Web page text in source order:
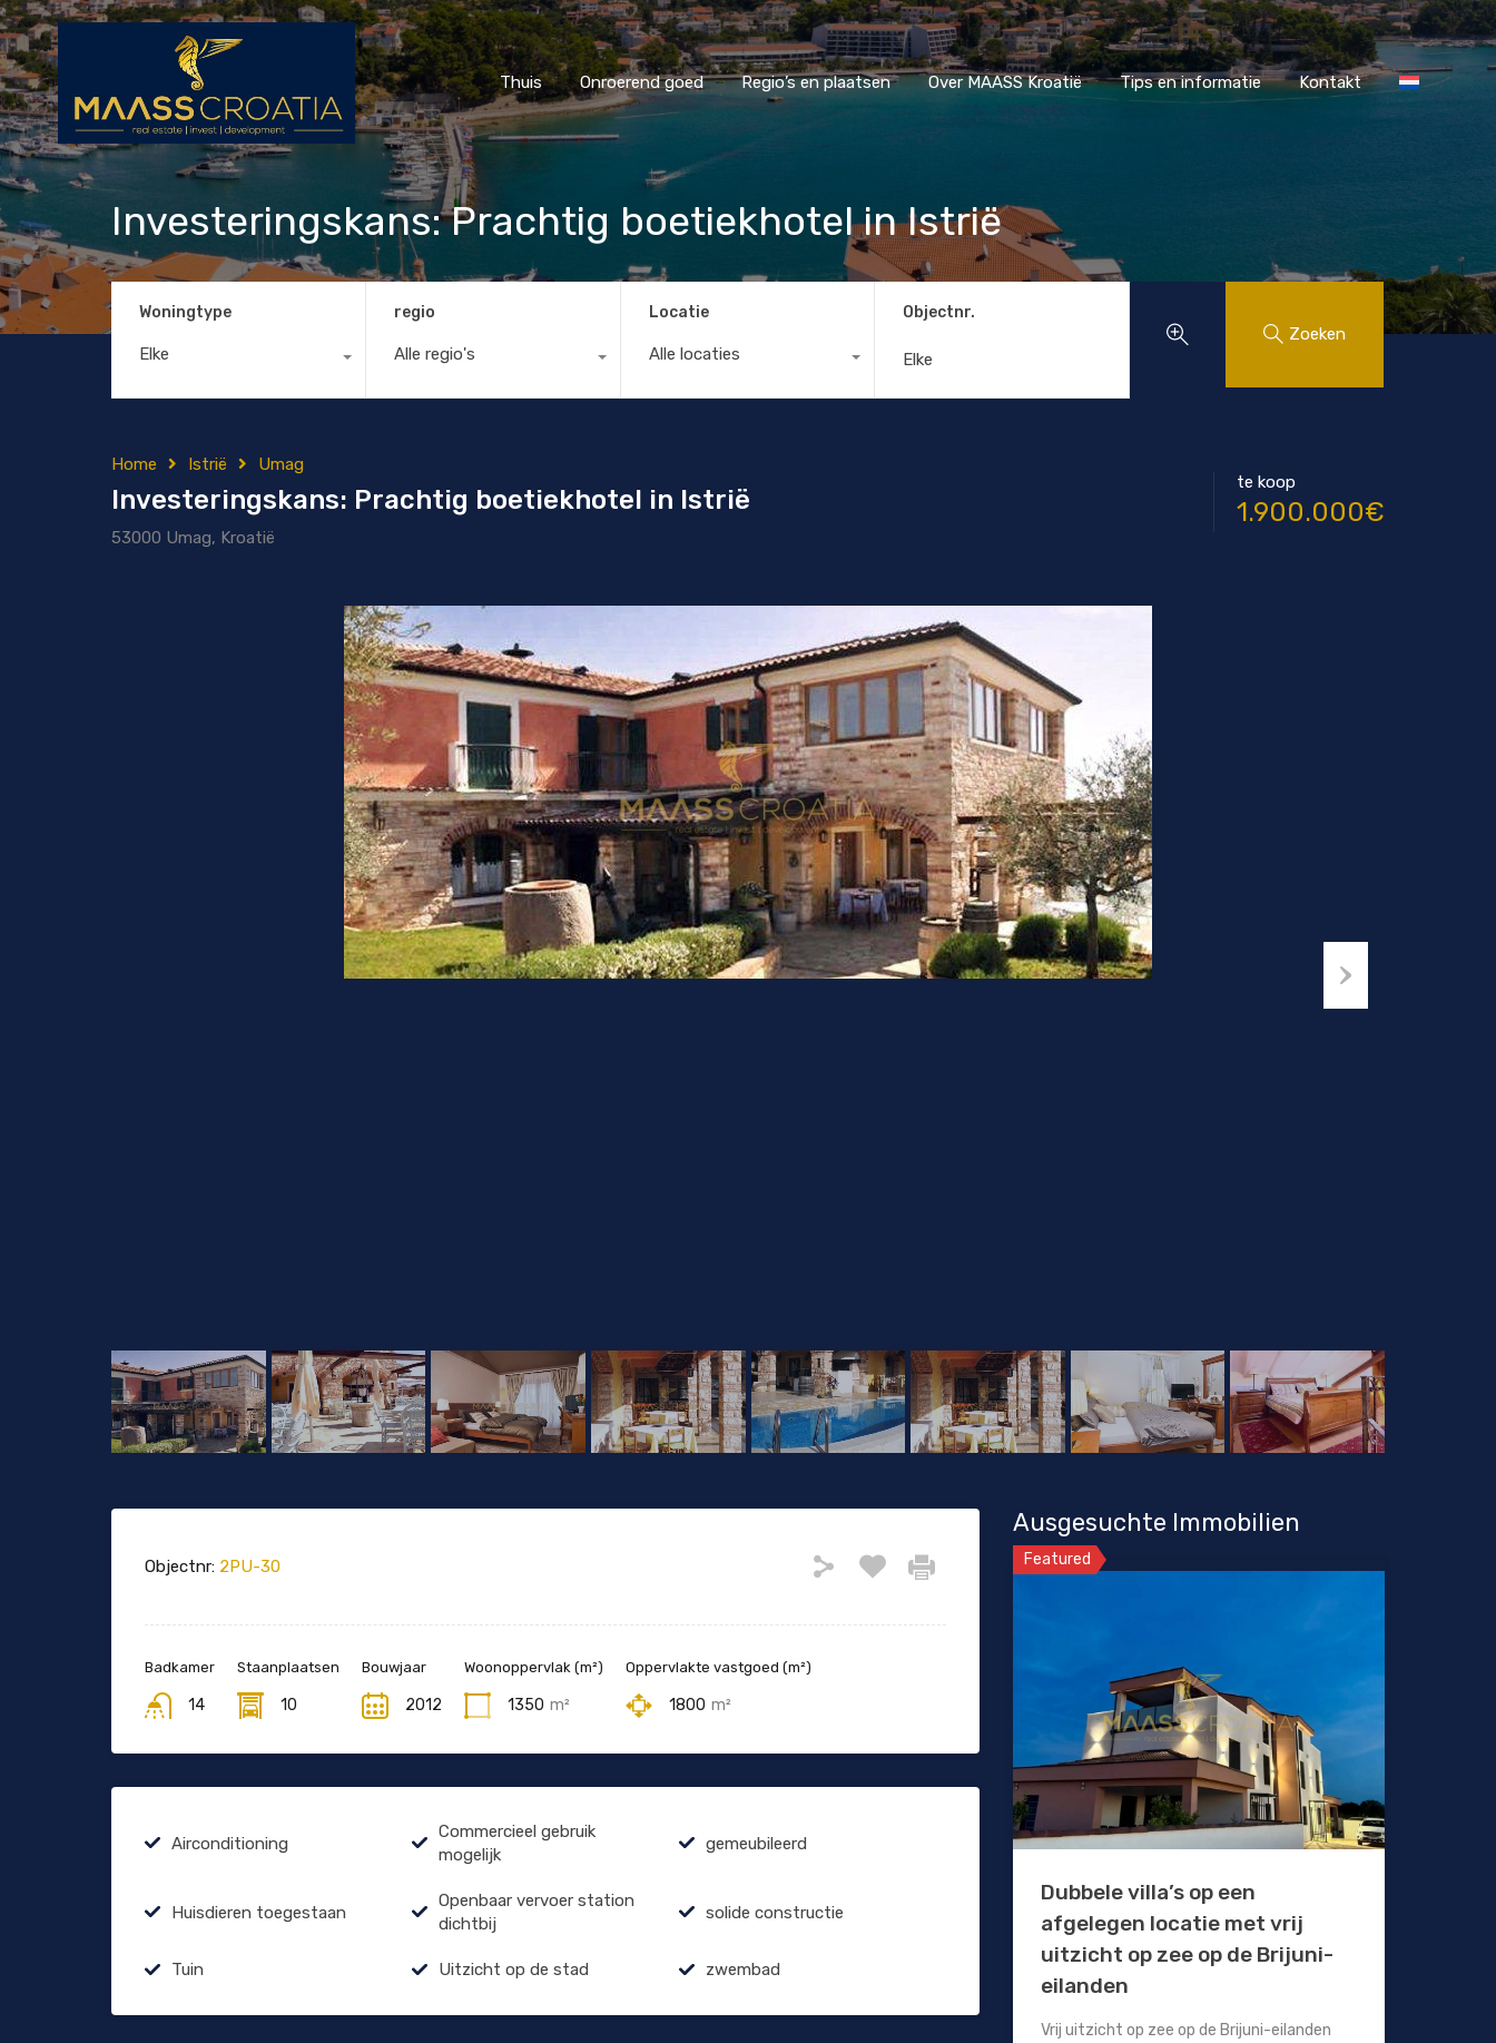
Thuis Onroerend goed Regio’s en plaatsen Over MAASS Kroatië Tips en informatie Kontakt
Thuis Onroerend goed Regio’s en plaatsen Over MAASS Kroatië Tips en informatie Kontakt
Investeringskans: Prachtig boetiekhotel in Istrië
Woningtype
Elke
regio
Alle regio's
Locatie
Alle locaties
Objectnr.
Zoeken
Home Istrië Umag
Investeringskans: Prachtig boetiekhotel in Istrië
53000 Umag, Kroatië
te koop
1.900.000€
Objectnr: 2PU-30
Badkamer
14
Staanplaatsen
10
Bouwjaar
2012
Woonoppervlak (m²)
1350 m²
Oppervlakte vastgoed (m²)
1800 m²
Airconditioning
Commercieel gebruik
mogelijk
gemeubileerd
Huisdieren toegestaan
Openbaar vervoer station
dichtbij
solide constructie
Tuin Uitzicht op de stad zwembad
Ausgesuchte Immobilien
Featured
Dubbele villa’s op een
afgelegen locatie met vrij
uitzicht op zee op de Brijuni-
eilanden
Vrij uitzicht op zee op de Brijuni-eilanden